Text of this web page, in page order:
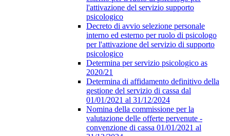
l'attivazione del servizio supporto
psicologico
Decreto di avvio selezione personale
interno ed esterno per ruolo di psicologo
per l'attivazione del servizio di supporto
psicologico
Determina per servizio psicologico as
2020/21
Determina di affidamento definitivo della
gestione del servizio di cassa dal
01/01/2021 al 31/12/2024
Nomina della commissione per la
valutazione delle offerte pervenute -
convenzione di cassa 01/01/2021 al